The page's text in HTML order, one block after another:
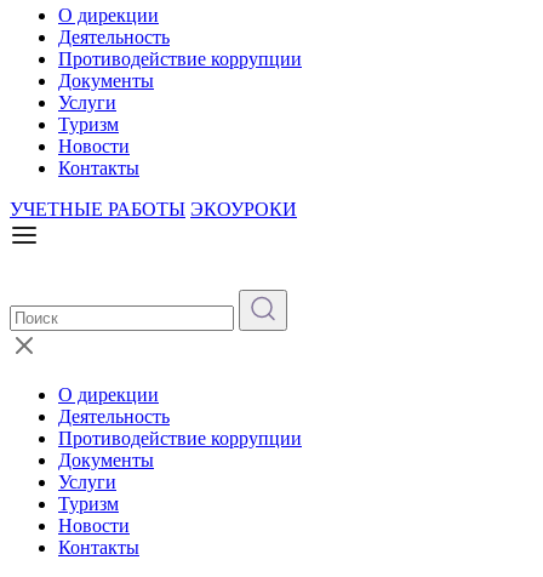
О дирекции
Деятельность
Противодействие коррупции
Документы
Услуги
Туризм
Новости
Контакты
УЧЕТНЫЕ РАБОТЫ ЭКОУРОКИ
О дирекции
Деятельность
Противодействие коррупции
Документы
Услуги
Туризм
Новости
Контакты